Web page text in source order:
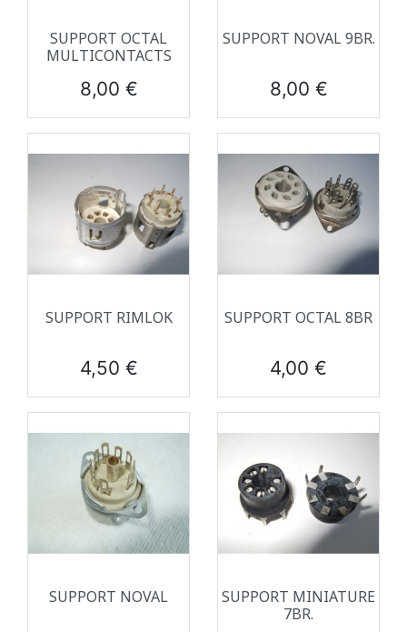
SUPPORT OCTAL
MULTICONTACTS
Prix
8,00 €
SUPPORT NOVAL 9BR.
Prix
8,00 €
SUPPORT RIMLOK
Prix
4,50 €
SUPPORT OCTAL 8BR
Prix
4,00 €
SUPPORT NOVAL
SUPPORT MINIATURE
7BR.